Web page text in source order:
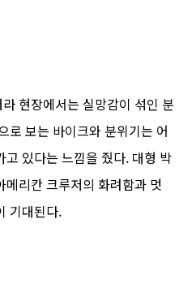
현장에서는 실망감이 섞인 분
로 보는 바이크와 분위기는 어
있다는 느낌을 줬다. 대형 박
리칸 크루저의 화려함과 멋
기대된다.